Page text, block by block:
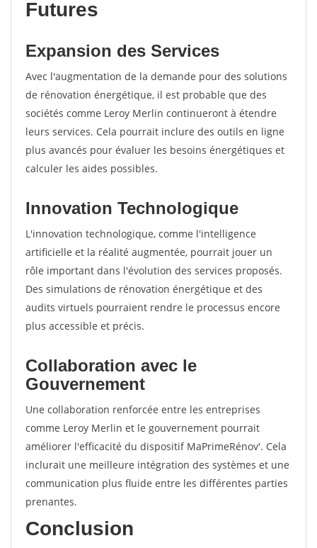
Futures
Expansion des Services
Avec l'augmentation de la demande pour des solutions
de rénovation énergétique, il est probable que des
sociétés comme Leroy Merlin continueront à étendre
leurs services. Cela pourrait inclure des outils en ligne
plus avancés pour évaluer les besoins énergétiques et
calculer les aides possibles.
Innovation Technologique
L'innovation technologique, comme l'intelligence
artificielle et la réalité augmentée, pourrait jouer un
rôle important dans l'évolution des services proposés.
Des simulations de rénovation énergétique et des
audits virtuels pourraient rendre le processus encore
plus accessible et précis.
Collaboration avec le
Gouvernement
Une collaboration renforcée entre les entreprises
comme Leroy Merlin et le gouvernement pourrait
améliorer l'efficacité du dispositif MaPrimeRénov'. Cela
inclurait une meilleure intégration des systèmes et une
communication plus fluide entre les différentes parties
prenantes.
Conclusion